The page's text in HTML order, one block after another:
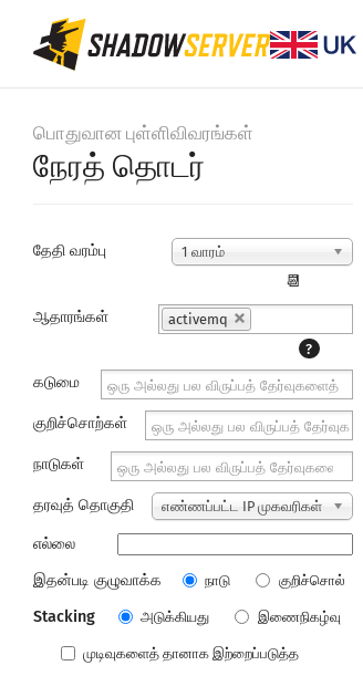
பொதுவான புள்ளிவிவரங்கள்
நேரத் தொடர்
தேதி வரம்பு 1 வாரம்
📆
ஆதாரங்கள்
activemq
?
கடுமை
குறிச்சொற்கள்
நாடுகள்
தரவுத் தொகுதி எண்ணப்பட்ட IP முகவரிகள்
எல்லை
இதன்படி குழுவாக்க
நாடு குறிச்சொல்
Stacking அடுக்கியது இணைநிகழ்வு
முடிவுகளைத் தானாக இற்றைப்படுத்த